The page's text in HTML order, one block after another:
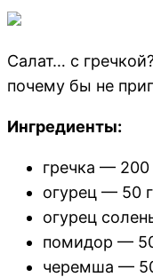
Салат… с
почему бы не
Ингредиенты:
гречка — 200
огурец — 50
огурец
помидор —
черемша —